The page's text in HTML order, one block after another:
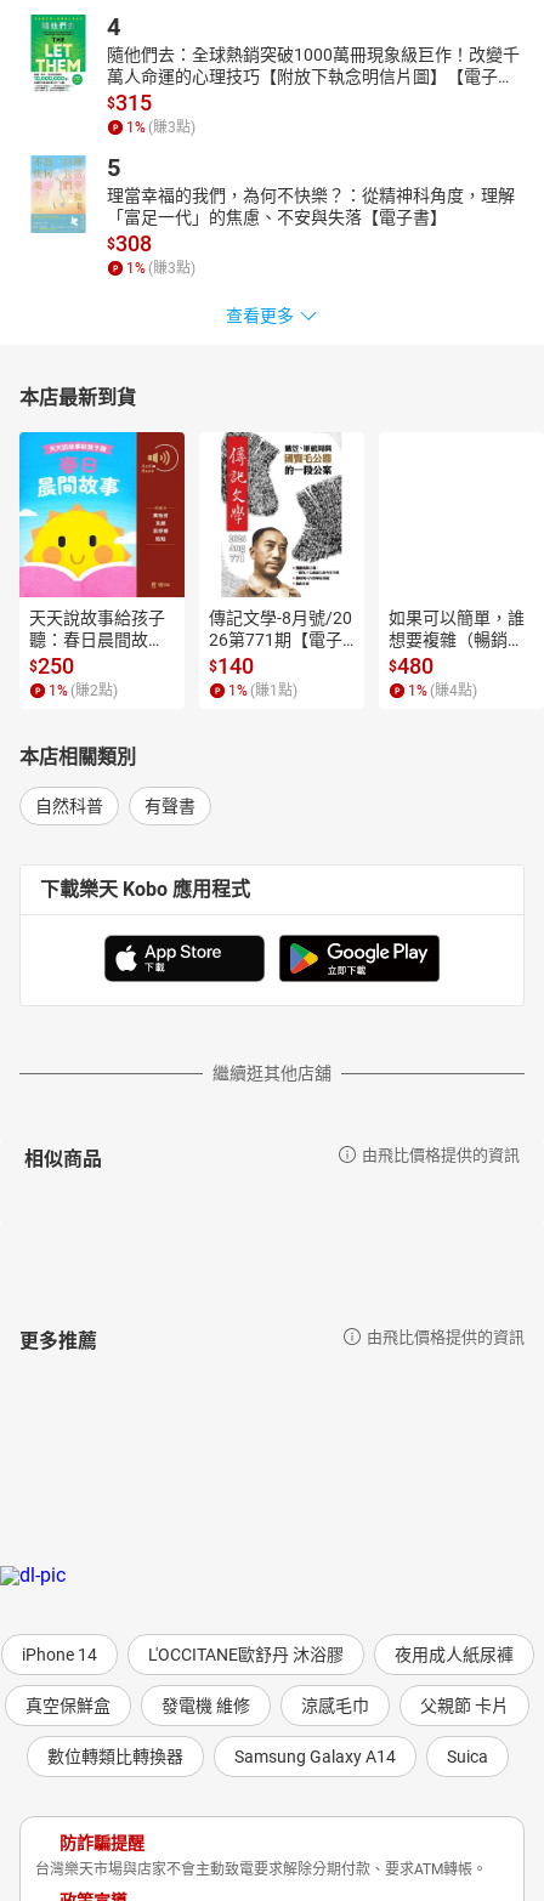
物研究保育中心主任，研究內容以苔蘚植物分類為主，目前工作以
野生植物調查、研究、保育，以及生態教育推廣為主。著作有《桃
園縣植物資源導覽手冊》、《陽明山國家公園苔蘚・地衣圖鑑》，
以及臺灣苔蘚誌英文專書三冊，發表過的苔蘚相關學術論文有四十
譯者簡介｜賴彥如
台大外文系、社會系雙學士，台大城鄉所碩士。曾在古蹟、溼地和
山林裡工作，夢想是可以徒步環島很多次。現為自由譯者，作品包
含環境、文化、藝術、城鄉等領域，譯有《合作住宅指南》、《如
何謀殺一座城市》《城市造反》等書。
國立台灣藝術大學應用媒體研究所畢業，資深配音員，台北愛樂電
臺灣大學物理系、雙修森林系畢業，加拿大UBC 森林學院碩士。
平時以科學研究為正職，遊走於鳥類、自然保育、與程式分析的專
業間。同時享受繪畫、寫作、及野外錄音帶來的生活反思，曾於西
伯利亞北極地區、臺灣、及加拿大收集鳥音及環境聲景。看到水會
想跳、看到山會想爬，喜歡一個人靜靜地走路。熱愛夾腳拖、每天
要花一個小時吃早餐。
目前居住於加拿大一個靠近北極的小鎮，夜裡可以看見極光、後院
可以看見黑熊。
本書的部分台灣自然聲景由曾奕晴授權使用，包括台東南田的海浪
聲、南橫高雄段的鳥叫聲、高雄南橫梅山口的風聲、南投集集的雨
蛙聲、南投集集的雷雨聲、台東蘭嶼的雨聲等，希望讓您能在聽書
的同時，可以感受台灣自然聲景之美。
4
隨他們去：全球熱銷突破1000萬冊現象級巨作！改變千
萬人命運的心理技巧【附放下執念明信片圖】【電子
書】
$315
1 % (賺3點)
5
理當幸福的我們，為何不快樂？：從精神科角度，理解
「富足一代」的焦慮、不安與失落【電子書】
$308
1 % (賺3點)
查看更多
本店最新到貨
天天說故事給孩子
聽：春日晨間故事
【有聲書】
$250
1 % (賺2點)
傳記文學-8月號/20
26第771期【電子
書】
$140
1 % (賺1 點)
如果可以簡單，誰
想要複雜（暢銷經
典新編版）【電子
書】
$480
1 % (賺4點)
本店相關類別
自然科普 有聲書
下載樂天 Kobo 應用程式
繼續逛其他店舖
相似商品 由飛比價格提供的資訊
更多推薦 由飛比價格提供的資訊
iPhone 14 L'OCCITANE歐舒丹 沐浴膠 夜用成人紙尿褲
真空保鮮盒 發電機 維修 涼感毛巾 父親節 卡片
數位轉類比轉換器 Samsung Galaxy A14 Suica
防詐騙提醒
台灣樂天市場與店家不會主動致電要求解除分期付款、要求ATM轉帳。